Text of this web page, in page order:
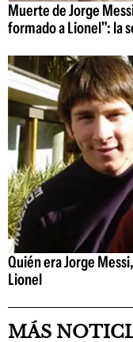
Muerte de Jorge
formado a Lionel": la
Quién era Jorge
Lionel
MÁS